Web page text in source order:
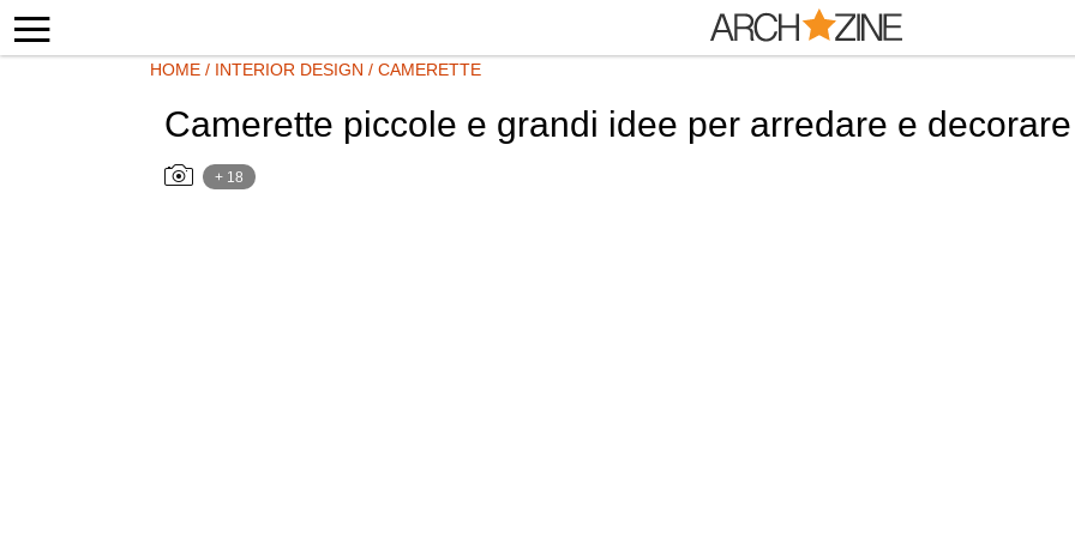
HOME / INTERIOR DESIGN / CAMERETTE
Camerette piccole e grandi idee per arredare e decorare
+ 18